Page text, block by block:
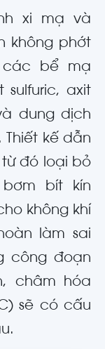
xi mạ và
không phớt
các bể mạ
sulfuric, axit
dung dịch
kế dẫn
đó loại bỏ
bít kín
không khí
làm sai
công đoạn
châm hóa
sẽ có cấu